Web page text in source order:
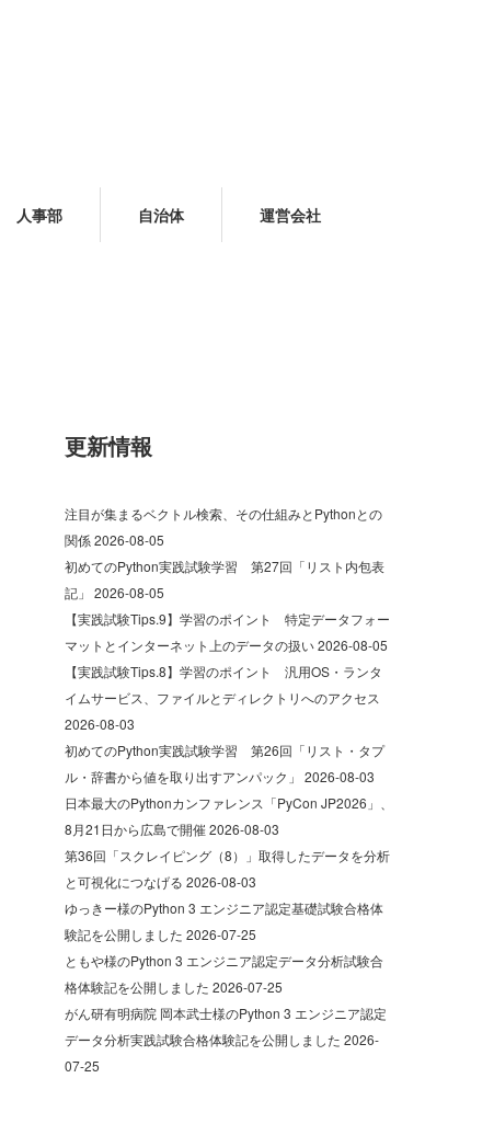
人事部 自治体 運営会社
更新情報
注目が集まるベクトル検索、その仕組みとPythonとの
関係2026-08-05
初めてのPython実践試験学習 第27回「リスト内包表
記」 2026-08-05
【実践試験Tips.9】学習のポイント 特定データフォー
マットとインターネット上のデータの扱い2026-08-05
【実践試験Tips.8】学習のポイント 汎用OS・ランタ
イムサービス、ファイルとディレクトリへのアクセス
2026-08-03
初めてのPython実践試験学習 第26回「リスト・タプ
ル・辞書から値を取り出すアンパック」 2026-08-03
日本最大のPythonカンファレンス「PyCon JP2026」、
8月21日から広島で開催2026-08-03
第36回「スクレイピング（8）」取得したデータを分析
と可視化につなげる 2026-08-03
ゆっきー様のPython 3 エンジニア認定基礎試験合格体
験記を公開しました 2026-07-25
ともや様のPython 3 エンジニア認定データ分析試験合
格体験記を公開しました 2026-07-25
がん研有明病院 岡本武士様のPython 3 エンジニア認定
データ分析実践試験合格体験記を公開しました 2026-
07-25